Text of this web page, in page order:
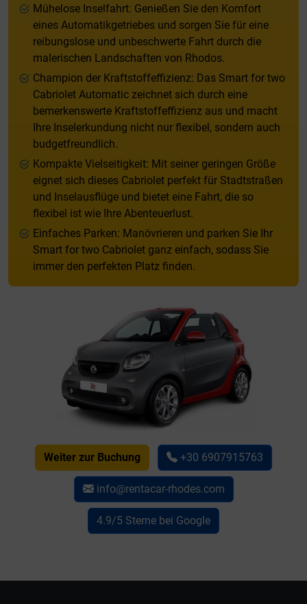
Mühelose Inselfahrt: Genießen Sie den Komfort
eines Automatikgetriebes und sorgen Sie für eine
reibungslose und unbeschwerte Fahrt durch die
malerischen Landschaften von Rhodos.
Champion der Kraftstoffeffizienz: Das Smart for two
Cabriolet Automatic zeichnet sich durch eine
bemerkenswerte Kraftstoffeffizienz aus und macht
Ihre Inselerkundung nicht nur flexibel, sondern auch
budgetfreundlich.
Kompakte Vielseitigkeit: Mit seiner geringen Größe
eignet sich dieses Cabriolet perfekt für Stadtstraßen
und Inselausflüge und bietet eine Fahrt, die so
flexibel ist wie Ihre Abenteuerlust.
Einfaches Parken: Manövrieren und parken Sie Ihr
Smart for two Cabriolet ganz einfach, sodass Sie
immer den perfekten Platz finden.
Weiter zur Buchung +30 6907915763
info@rentacar-rhodes.com
4.9/5 Sterne bei Google